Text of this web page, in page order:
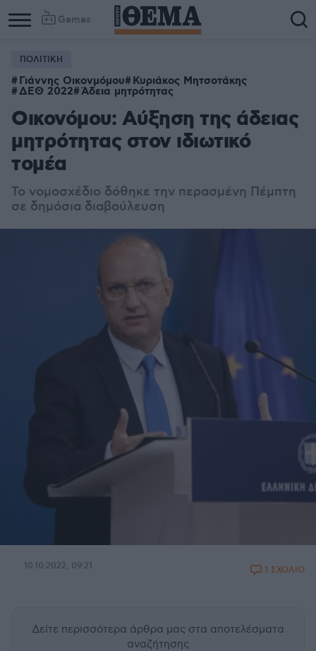
Games
ΠΟΛΙΤΙΚΗ
Γιάννης Οικονμόμου Κυριάκος Μητσοτάκης
ΔΕΘ 2022 Άδεια μητρότητας
Οικονόμου: Αύξηση της άδειας
μητρότητας στον ιδιωτικό
τομέα
Το νομοσχέδιο δόθηκε την περασμένη Πέμπτη
σε δημόσια διαβούλευση
10.10.2022, 09:21 1 ΣΧΟΛΙΟ
Δείτε περισσότερα άρθρα μας στα αποτελέσματα
αναζήτησης